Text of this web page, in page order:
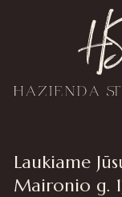
Laukiame
Maironio g.